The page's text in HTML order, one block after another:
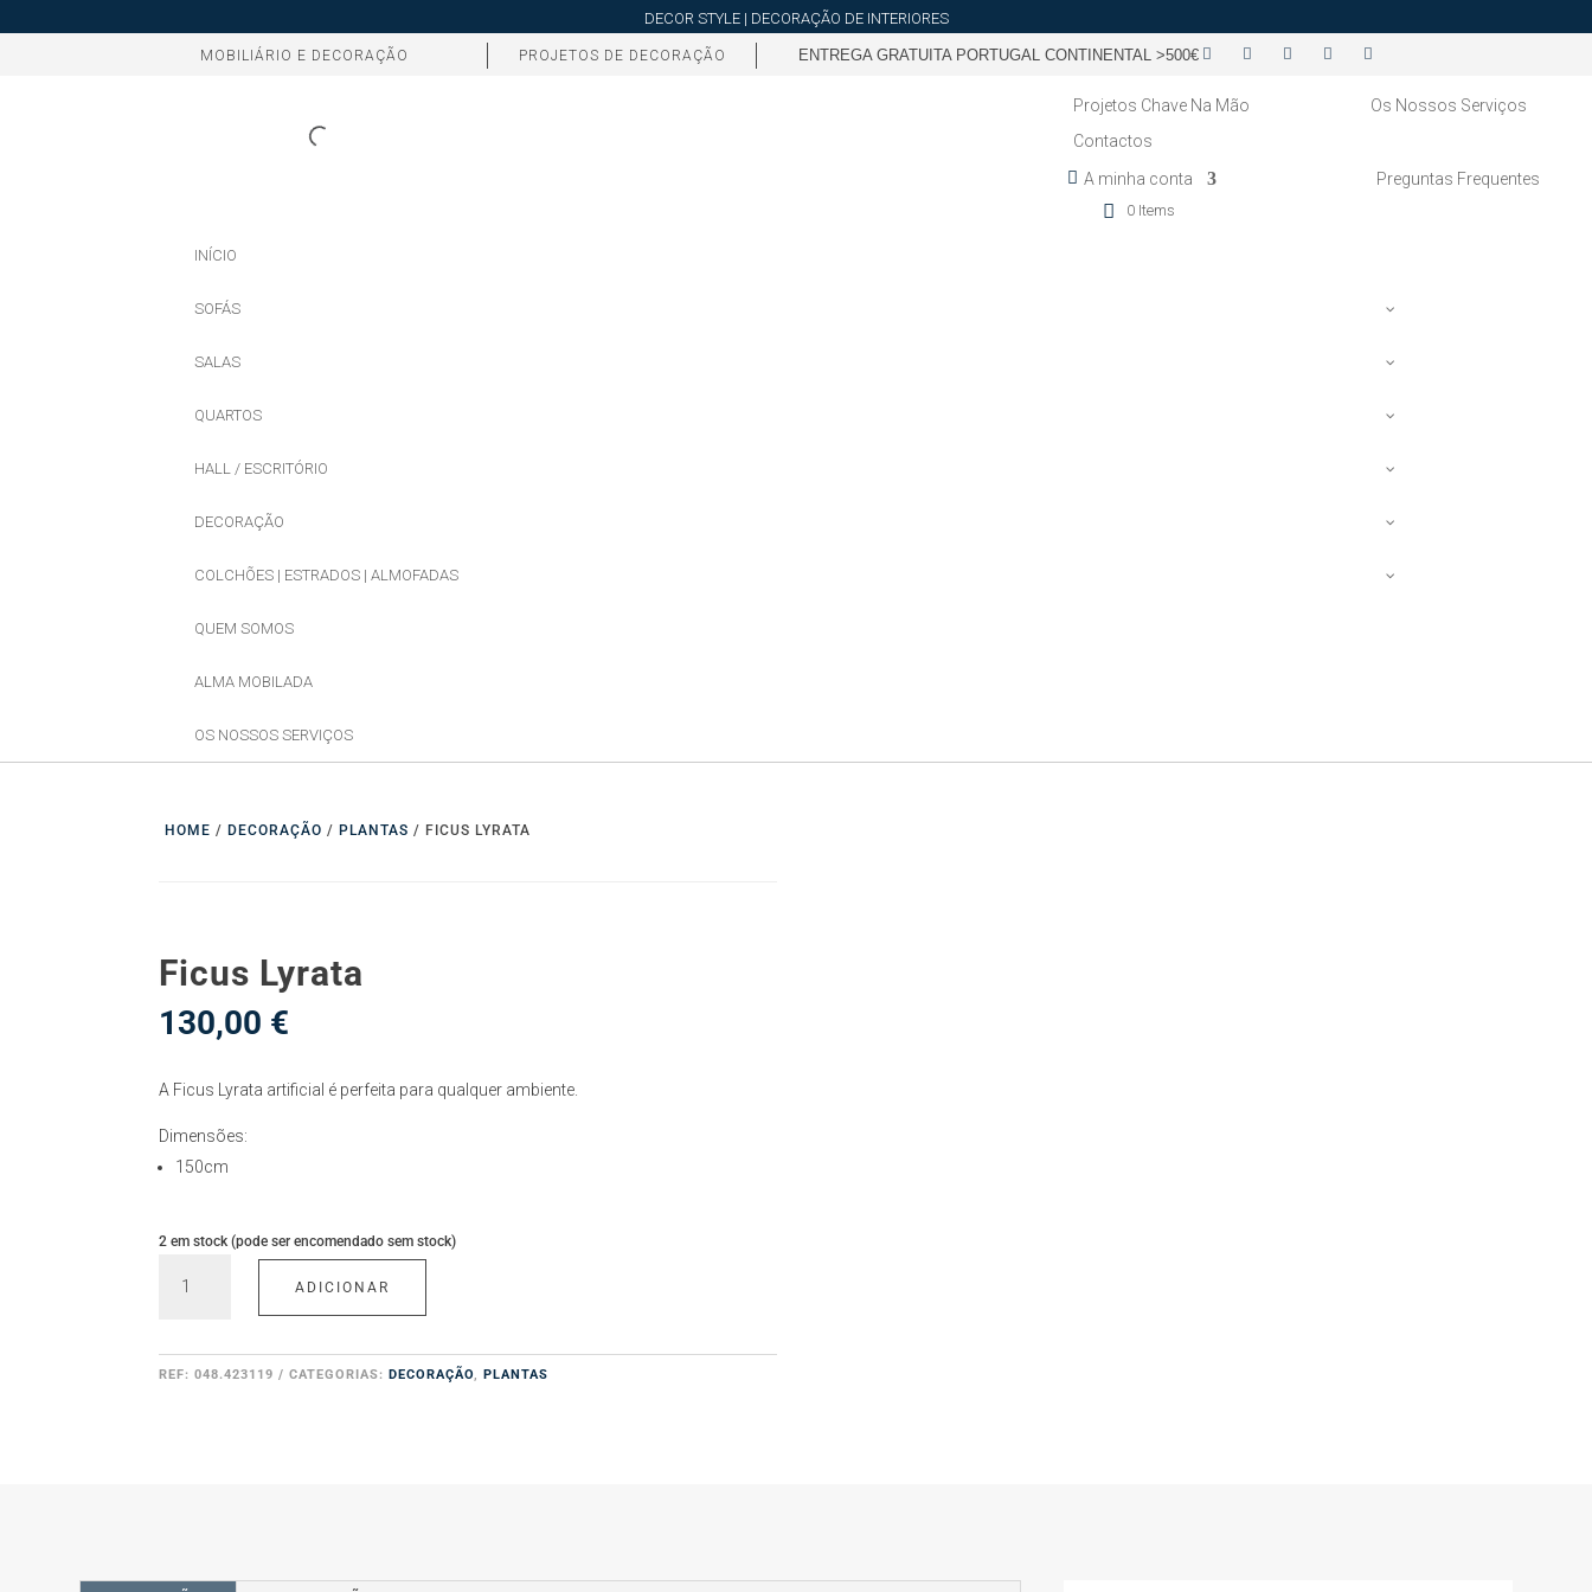
DECOR STYLE | DECORAÇÃO DE INTERIORES
MOBILIÁRIO E DECORAÇÃO PROJETOS DE DECORAÇÃO ENTREGA GRATUITA PORTUGAL CONTINENTAL >500€
Projetos Chave Na Mão
Os Nossos Serviços
Contactos
A minha conta
Preguntas Frequentes
0 Items
INÍCIO
SOFÁS
SALAS
QUARTOS
HALL / ESCRITÓRIO
DECORAÇÃO
COLCHÕES | ESTRADOS | ALMOFADAS
QUEM SOMOS
ALMA MOBILADA
OS NOSSOS SERVIÇOS
HOME / DECORAÇÃO / PLANTAS / FICUS LYRATA
Ficus Lyrata
130,00 €
A Ficus Lyrata artificial é perfeita para qualquer ambiente.
Dimensões:
150cm
2 em stock (pode ser encomendado sem stock)
ADICIONAR
REF:048.423119 CATEGORIAS: DECORAÇÃO, PLANTAS